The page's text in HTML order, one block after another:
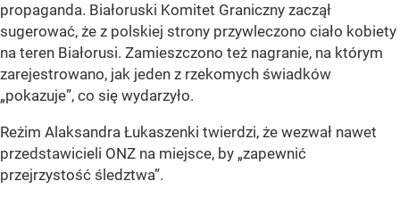
propaganda. Białoruski Komitet Graniczny zaczął
sugerować, że z polskiej strony przywleczono ciało kobiety
na teren Białorusi. Zamieszczono też nagranie, na którym
zarejestrowano, jak jeden z rzekomych świadków
„pokazuje”, co się wydarzyło.
Reżim Alaksandra Łukaszenki twierdzi, że wezwał nawet
przedstawicieli ONZ na miejsce, by „zapewnić
przejrzystość śledztwa”.